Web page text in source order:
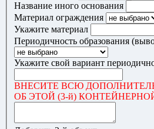
Название иного основания
Материал ограждения
Укажите материал
Периодичность образования
Укажите свой вариант
ВНЕСИТЕ ВСЮ
ОБ ЭТОЙ (3-й)